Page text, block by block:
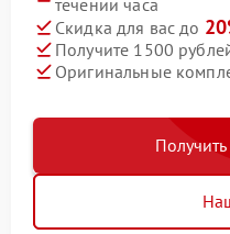
течении часа
Скидка для вас до
Получите 1500
Оригинальные